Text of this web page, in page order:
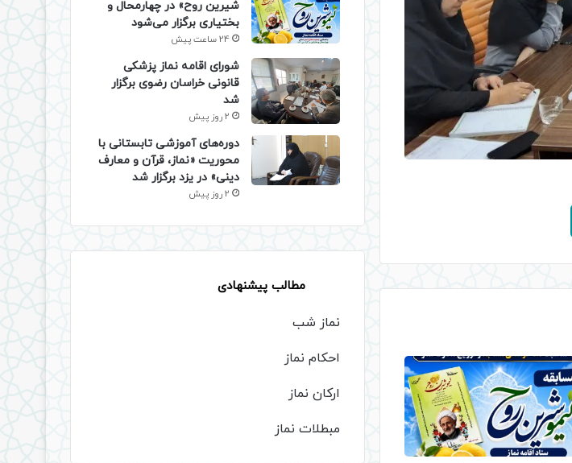
شیرین روح» در چهارمحال و
بختیاری برگزار می‌شود
24 ساعت پیش
شورای اقامه نماز پزشکی
قانونی خراسان رضوی برگزار
شد
2 روز پیش
دوره‌های آموزشی تابستانی با
محوریت «نماز، قرآن و معارف
دینی» در یزد برگزار شد
2 روز پیش
مطالب پیشنهادی
نماز شب
احکام نماز
ارکان نماز
مبطلات نماز